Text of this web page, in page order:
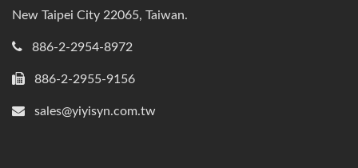
New Taipei City 22065, Taiwan.
886-2-2954-8972
886-2-2955-9156
sales@yiyisyn.com.tw